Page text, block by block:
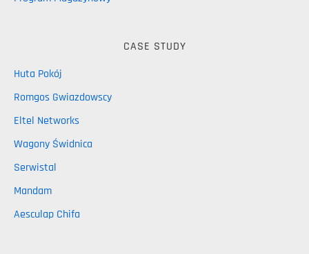
CASE STUDY
Huta Pokój
Romgos Gwiazdowscy
Eltel Networks
Wagony Świdnica
Serwistal
Mandam
Aesculap Chifa